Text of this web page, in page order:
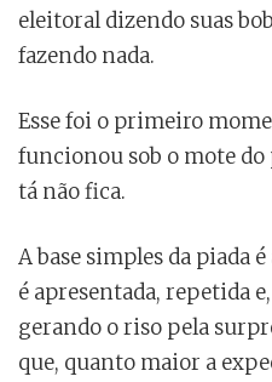
eleitoral dizendo suas
fazendo nada.
Esse foi o primeiro
funcionou sob o mote
tá não fica.
A base simples da piada
é apresentada, repetida
gerando o riso pela
que, quanto maior a